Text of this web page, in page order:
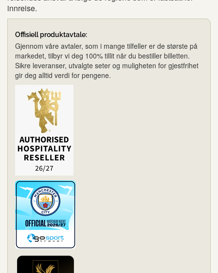
innreise.
Offisiell produktavtale:
Gjennom våre avtaler, som i mange tilfeller er de største på
markedet, tilbyr vi deg 100% tillit når du bestiller billetten.
Sikre leveranser, utvalgte seter og muligheten for gjestfrihet
gir deg alltid verdi for pengene.